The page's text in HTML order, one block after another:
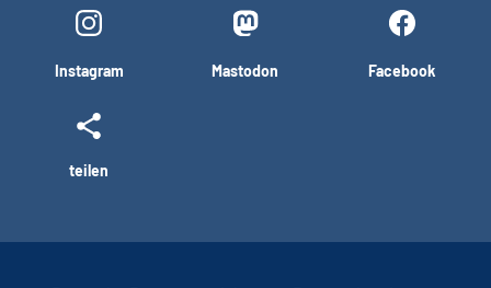
Instagram Mastodon Facebook
teilen